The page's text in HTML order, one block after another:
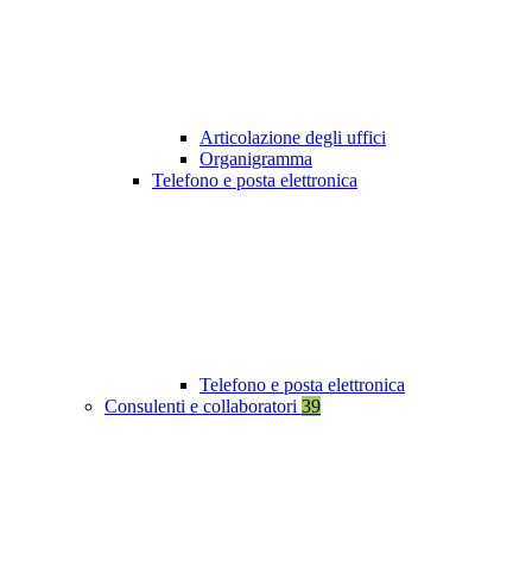
Articolazione degli uffici
Organigramma
Telefono e posta elettronica
Telefono e posta elettronica
Consulenti e collaboratori 39